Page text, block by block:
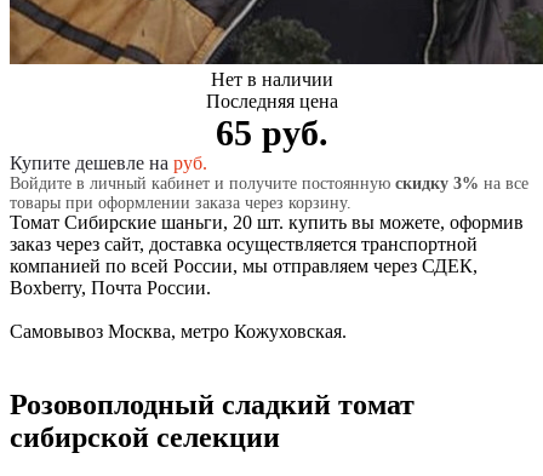
Нет в наличии
Последняя цена
65 руб.
Купите дешевле на руб.
Войдите в личный кабинет и получите постоянную скидку 3% на все
товары при оформлении заказа через корзину.
Томат Сибирские шаньги, 20 шт. купить вы можете, оформив
заказ через сайт, доставка осуществляется транспортной
компанией по всей России, мы отправляем через СДЕК,
Boxberry, Почта России.
Самовывоз Москва, метро Кожуховская.
Розовоплодный сладкий томат
сибирской селекции